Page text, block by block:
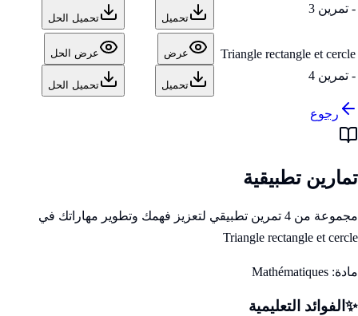
- تمرين 3
تحميل تحميل الحل
Triangle rectangle et cercle
- تمرين 4
عرض
تحميل
عرض الحل
تحميل الحل
رجوع
تمارين تطبيقية
مجموعة من 4 تمرين تطبيقي لتعزيز فهمك وتطوير مهاراتك في
Triangle rectangle et cercle
مادة: Mathématiques
✨ الفوائد التعليمية